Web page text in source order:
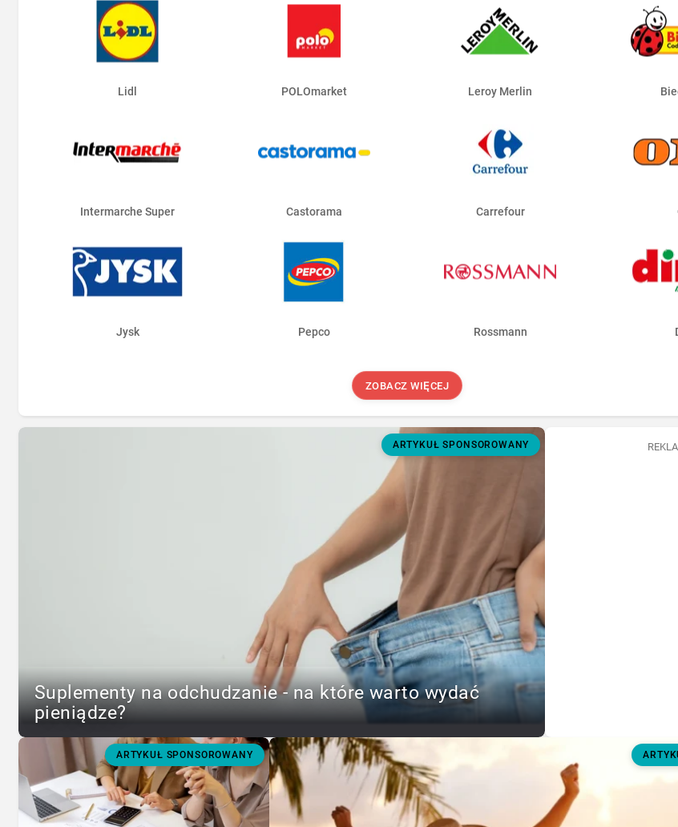
Lidl POLOmarket Leroy Merlin
Intermarche Super Castorama Carrefour
Jysk Pepco Rossmann
ZOBACZ WIĘCEJ
ARTYKUŁ SPONSOROWANY
Suplementy na odchudzanie - na które warto wydać
pieniądze?
ARTYKUŁ SPONSOROWANY